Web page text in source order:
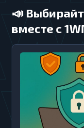
📣
вместе с